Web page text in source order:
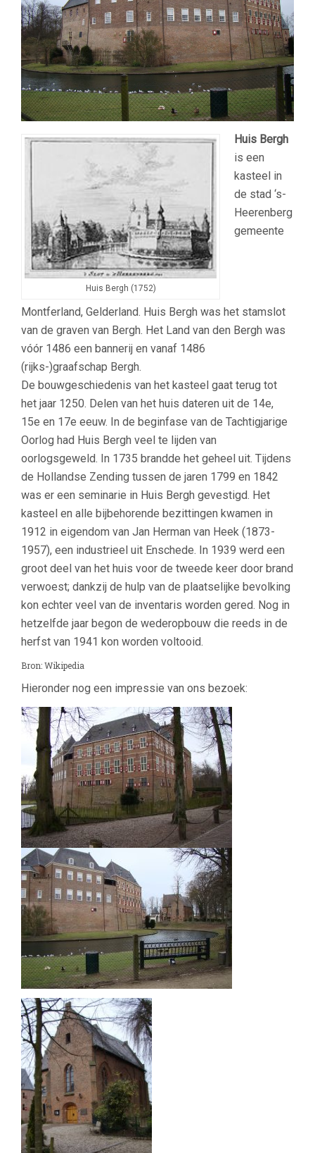
Huis Bergh (1752)
Huis Bergh
is een
kasteel in
de stad ‘s-
Heerenberg
gemeente
Montferland, Gelderland. Huis Bergh was het stamslot
van de graven van Bergh. Het Land van den Bergh was
vóór 1486 een bannerij en vanaf 1486
(rijks-)graafschap Bergh.
De bouwgeschiedenis van het kasteel gaat terug tot
het jaar 1250. Delen van het huis dateren uit de 14e,
15e en 17e eeuw. In de beginfase van de Tachtigjarige
Oorlog had Huis Bergh veel te lijden van
oorlogsgeweld. In 1735 brandde het geheel uit. Tijdens
de Hollandse Zending tussen de jaren 1799 en 1842
was er een seminarie in Huis Bergh gevestigd. Het
kasteel en alle bijbehorende bezittingen kwamen in
1912 in eigendom van Jan Herman van Heek (1873-
1957), een industrieel uit Enschede. In 1939 werd een
groot deel van het huis voor de tweede keer door brand
verwoest; dankzij de hulp van de plaatselijke bevolking
kon echter veel van de inventaris worden gered. Nog in
hetzelfde jaar begon de wederopbouw die reeds in de
herfst van 1941 kon worden voltooid.
Bron: Wikipedia
Hieronder nog een impressie van ons bezoek: